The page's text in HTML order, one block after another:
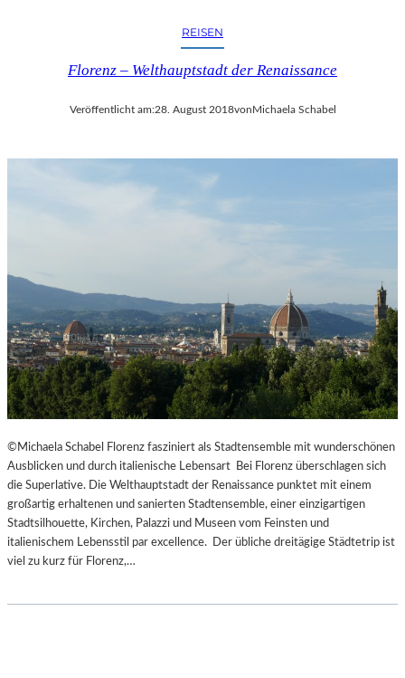
REISEN
Florenz – Welthauptstadt der Renaissance
Veröffentlicht am:28. August 2018von Michaela Schabel
©Michaela Schabel Florenz fasziniert als Stadtensemble mit wunderschönen
Ausblicken und durch italienische Lebensart Bei Florenz überschlagen sich
die Superlative. Die Welthauptstadt der Renaissance punktet mit einem
großartig erhaltenen und sanierten Stadtensemble, einer einzigartigen
Stadtsilhouette, Kirchen, Palazzi und Museen vom Feinsten und
italienischem Lebensstil par excellence. Der übliche dreitägige Städtetrip ist
viel zu kurz für Florenz,…